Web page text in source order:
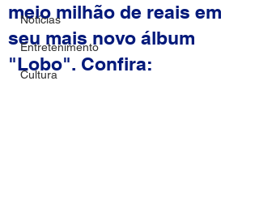
Notícias
Entretenimento
Cultura
meio milhão de reais em
seu mais novo álbum
"Lobo". Confira: